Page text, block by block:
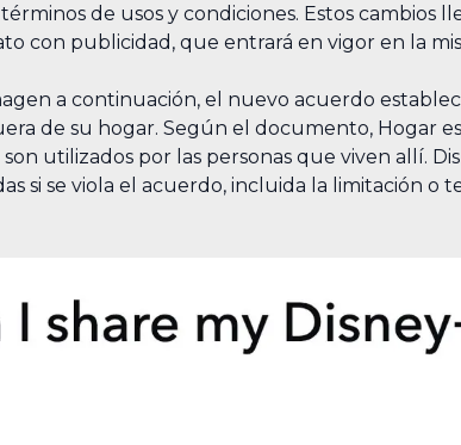
de usos y condiciones. Estos cambios
con publicidad, que entrará en vigor en la
a continuación, el nuevo acuerdo
de su hogar. Según el documento, Hogar
utilizados por las personas que viven allí.
si se viola el acuerdo, incluida la limitación o